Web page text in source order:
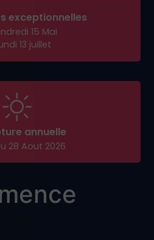
exceptionnelles
15 Mai
13 juillet
annuelle
28 Aout 2026